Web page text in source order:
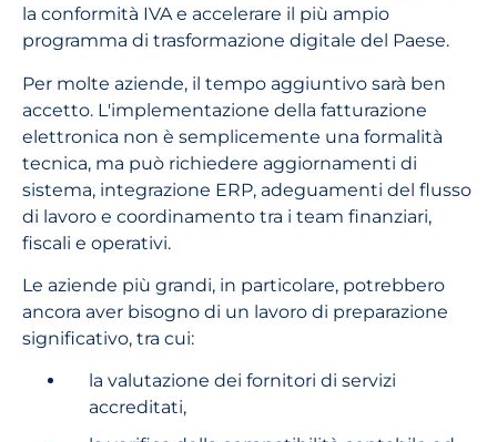
la conformità IVA e accelerare il più ampio
programma di trasformazione digitale del Paese.
Per molte aziende, il tempo aggiuntivo sarà ben
accetto. L'implementazione della fatturazione
elettronica non è semplicemente una formalità
tecnica, ma può richiedere aggiornamenti di
sistema, integrazione ERP, adeguamenti del flusso
di lavoro e coordinamento tra i team finanziari,
fiscali e operativi.
Le aziende più grandi, in particolare, potrebbero
ancora aver bisogno di un lavoro di preparazione
significativo, tra cui:
la valutazione dei fornitori di servizi
accreditati,